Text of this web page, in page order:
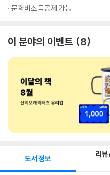
문화비소득공제 가능
이 분야의 이벤트 8
도서정보 리